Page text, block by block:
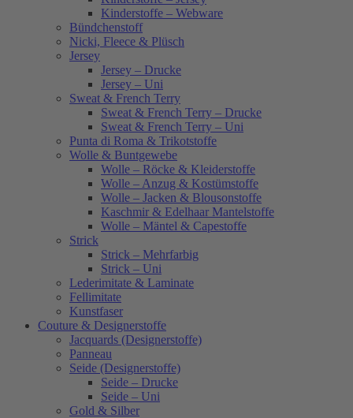
Kinderstoffe – Webware
Bündchenstoff
Nicki, Fleece & Plüsch
Jersey
Jersey – Drucke
Jersey – Uni
Sweat & French Terry
Sweat & French Terry – Drucke
Sweat & French Terry – Uni
Punta di Roma & Trikotstoffe
Wolle & Buntgewebe
Wolle – Röcke & Kleiderstoffe
Wolle – Anzug & Kostümstoffe
Wolle – Jacken & Blousonstoffe
Kaschmir & Edelhaar Mantelstoffe
Wolle – Mäntel & Capestoffe
Strick
Strick – Mehrfarbig
Strick – Uni
Lederimitate & Laminate
Fellimitate
Kunstfaser
Couture & Designerstoffe
Jacquards (Designerstoffe)
Panneau
Seide (Designerstoffe)
Seide – Drucke
Seide – Uni
Gold & Silber